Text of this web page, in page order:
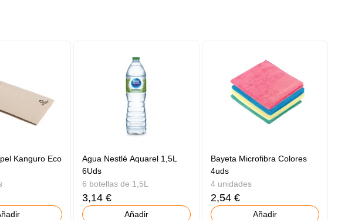
Kanguro Eco
Agua Nestlé Aquarel 1,5L
6Uds
6 botellas de 1,5L
3,14 €
Añadir
Bayeta Microfibra Colores
4uds
4 unidades
2,54 €
Añadir